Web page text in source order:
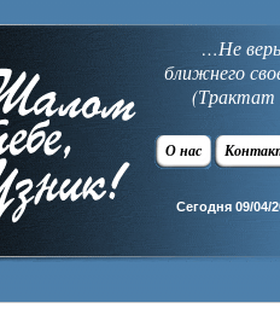
…Не
ближнего
(Трактат
О нас
Сегодня 09/04/